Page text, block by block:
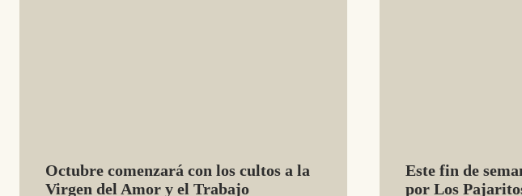
Octubre comenzará con los cultos a la
Virgen del Amor y el Trabajo
Este fin de
por Los